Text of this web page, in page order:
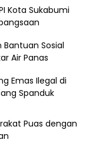
Kota Sukabumi
Bantuan Sosial
Air Panas
Emas Ilegal di
Spanduk
Puas dengan